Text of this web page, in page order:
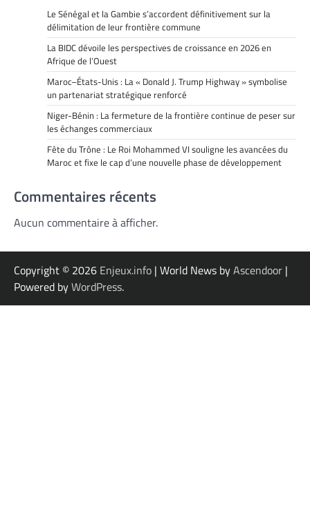
Le Sénégal et la Gambie s’accordent définitivement sur la
délimitation de leur frontière commune
La BIDC dévoile les perspectives de croissance en 2026 en
Afrique de l’Ouest
Maroc–États-Unis : La « Donald J. Trump Highway » symbolise
un partenariat stratégique renforcé
Niger-Bénin : La fermeture de la frontière continue de peser sur
les échanges commerciaux
Fête du Trône : Le Roi Mohammed VI souligne les avancées du
Maroc et fixe le cap d’une nouvelle phase de développement
Commentaires récents
Aucun commentaire à afficher.
Copyright © 2026 Enjeux.info | World News byAscendoor |
Powered byWordPress.